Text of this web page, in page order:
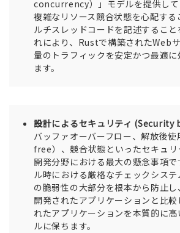
concurrency）」モデルを提供して
複雑なリソース競合状態を心配す
ルチスレッドコードを記述するこ
れにより、Rustで構築されたWeb
量のトラフィックを安定かつ最適
ます。
設計によるセキュリティ (Security
バッファオーバーフロー、解放後
free）、競合状態といったセキュ
開発分野における最大の懸念事項
ル時における厳格なチェックシス
の脆弱性の大部分を根本から防止
開発されたアプリケーションと比
れたアプリケーションを本質的に
ルに保ちます。